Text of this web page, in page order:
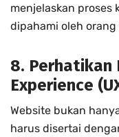
menjelaskan proses
dipahami oleh
8. Perhatikan
Experience
Website bukan
harus disertai